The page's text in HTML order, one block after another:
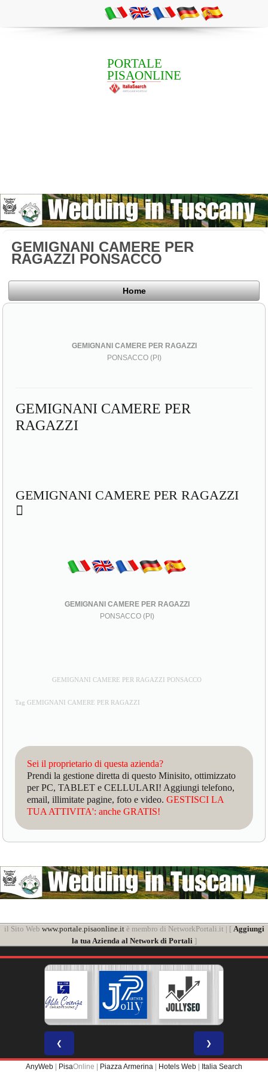
PORTALE
PISAONLINE
GEMIGNANI CAMERE PER
RAGAZZI PONSACCO
Home
GEMIGNANI CAMERE PER RAGAZZI
PONSACCO (PI)
GEMIGNANI CAMERE PER
RAGAZZI
GEMIGNANI CAMERE PER RAGAZZI
GEMIGNANI CAMERE PER RAGAZZI
PONSACCO (PI)
GEMIGNANI CAMERE PER RAGAZZI PONSACCO
Tag GEMIGNANI CAMERE PER RAGAZZI
Sei il proprietario di questa azienda?
Prendi la gestione diretta di questo Minisito, ottimizzato
per PC, TABLET e CELLULARI! Aggiungi telefono,
email, illimitate pagine, foto e video.GESTISCI LA
TUA ATTIVITA': anche GRATIS!
il Sito Web www.portale.pisaonline.itè membro di NetworkPortali.it | [ Aggiungi
la tua Azienda al Network di Portali]
❮ ❯
AnyWeb PisaOnline | Piazza Armerina Hotels Web Italia Search